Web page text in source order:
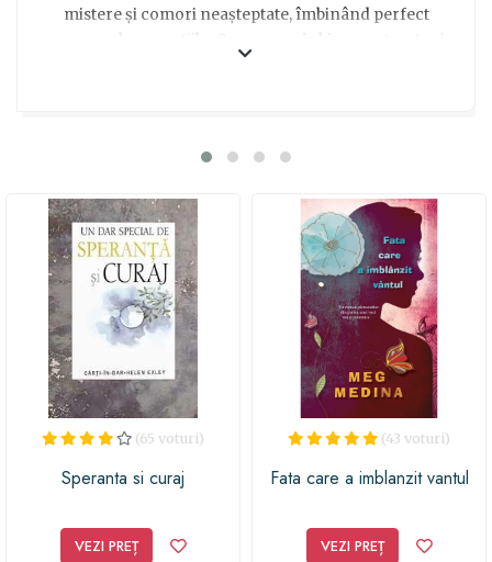
mistere și comori neașteptate, îmbinând perfect
suspansul cu emoțiile. Cu personaje bine conturate și
(65 voturi)
Speranta si curaj
VEZI PREȚ
(43 voturi)
Fata care a imblanzit vantul
VEZI PREȚ